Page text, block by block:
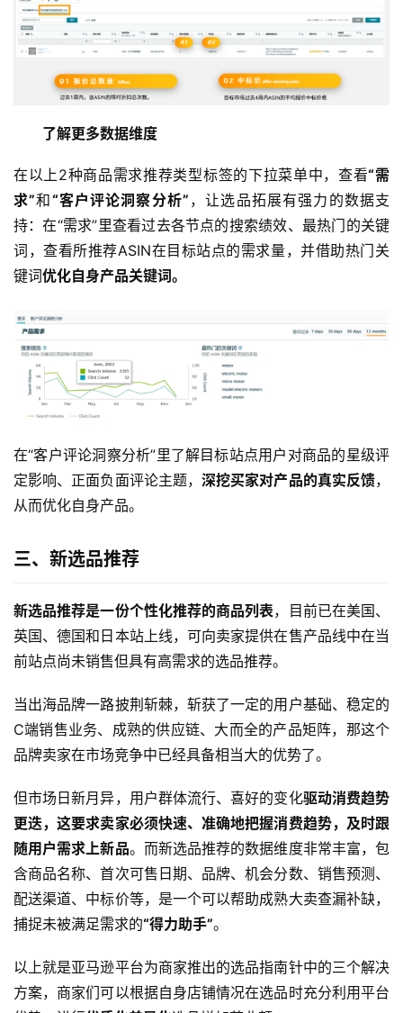
了解更多数据维度
在以上2种商品需求推荐类型标签的下拉菜单中，查看“需
求”和“客户评论洞察分析” ，让选品拓展有强力的数据支
持：在“需求”里查看过去各节点的搜索绩效、最热门的关键
词，查看所推荐ASIN在目标站点的需求量，并借助热门关
键词优化自身产品关键词。
在“客户评论洞察分析”里了解目标站点用户对商品的星级评
定影响、正面负面评论主题，深挖买家对产品的真实反馈，
从而优化自身产品。
三、新选品推荐
新选品推荐是一份个性化推荐的商品列表，目前已在美国、
英国、德国和日本站上线，可向卖家提供在售产品线中在当
前站点尚未销售但具有高需求的选品推荐。
当出海品牌一路披荆斩棘，斩获了一定的用户基础、稳定的
C端销售业务、成熟的供应链、大而全的产品矩阵，那这个
品牌卖家在市场竞争中已经具备相当大的优势了。
但市场日新月异，用户群体流行、喜好的变化驱动消费趋势
更迭，这要求卖家必须快速、准确地把握消费趋势，及时跟
随用户需求上新品。而新选品推荐的数据维度非常丰富，包
含商品名称、首次可售日期、品牌、机会分数、销售预测、
配送渠道、中标价等，是一个可以帮助成熟大卖查漏补缺，
捕捉未被满足需求的“得力助手”。
以上就是亚马逊平台为商家推出的选品指南针中的三个解决
方案，商家们可以根据自身店铺情况在选品时充分利用平台